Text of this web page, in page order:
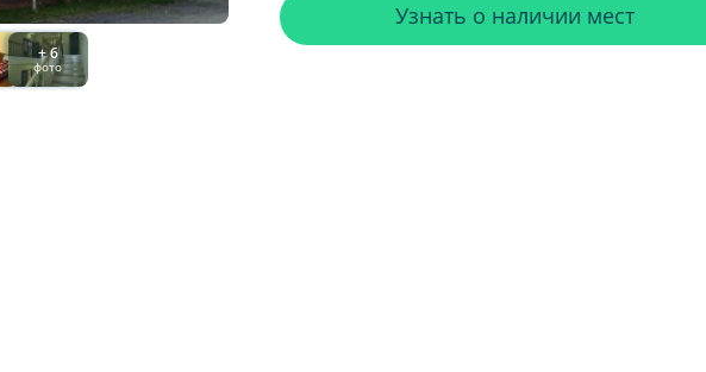
+ 6
фото
Узнать о наличии мест